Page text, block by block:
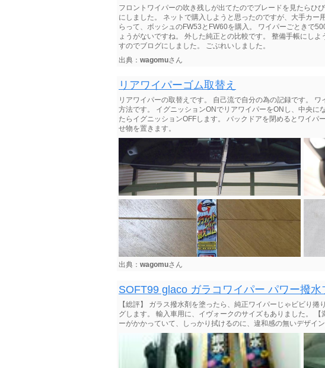
フロントワイパーの吹き残しが出てたのでブレードを見たらひ
にしました。 ネットで購入しようと思ったのですが、大手カー
らって、ボッシュのFW53とFW60を購入。 ワイパーごときで
ょうがないですね。 外した純正との比較です。 整備手帳にし
すのでブログにしました。 ごぶれいしました。
出典： wagomuさん
リアワイパーゴム取替え
リアワイパーの取替えです。 自己流で自分の為の記録です。
方法です。 イグニッションONでリアワイパーをONし、中央に
たらイグニッションOFFします。 バックドアを閉めるとワイパ
せ物を置きます。
出典： wagomuさん
SOFT99 glaco ガラコワイパー パワー撥水
【総評】 ガラス撥水剤を塗ったら、純正ワイパーじゃビビり
グします。 輸入車用に、イヴォークのサイズもありました。
ーがかかっていて、しっかり拭けるのに、違和感の無いデザイ